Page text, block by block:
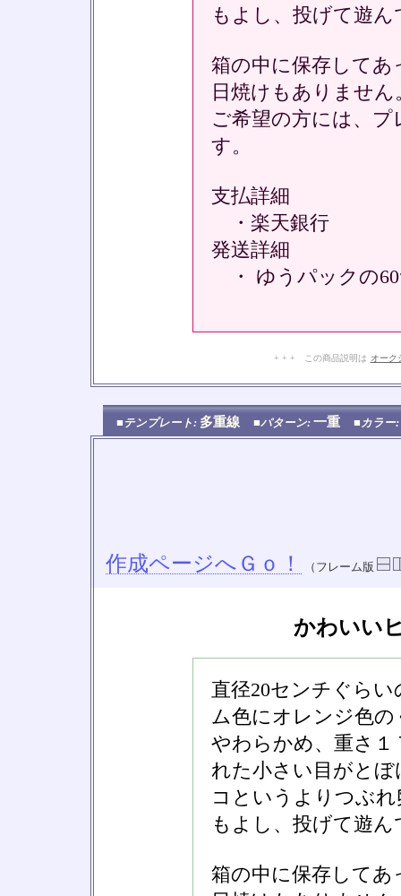
もよし、投げて遊ん
箱の中に保存してあ
日焼けもありません
ご希望の方には、
す。
支払詳細
・楽天銀行
発送詳細
・ ゆうパックの
+ + + この商品説明は オーク
■テンプレート: 多重線 ■パターン: 一重 ■カラー:
作成ページへＧｏ！ （フレーム版
かわいい
直径20センチぐら
ム色にオレンジ色
やわらかめ、重さ１
れた小さい目がと
コというよりつぶ
もよし、投げて遊ん
箱の中に保存してあ